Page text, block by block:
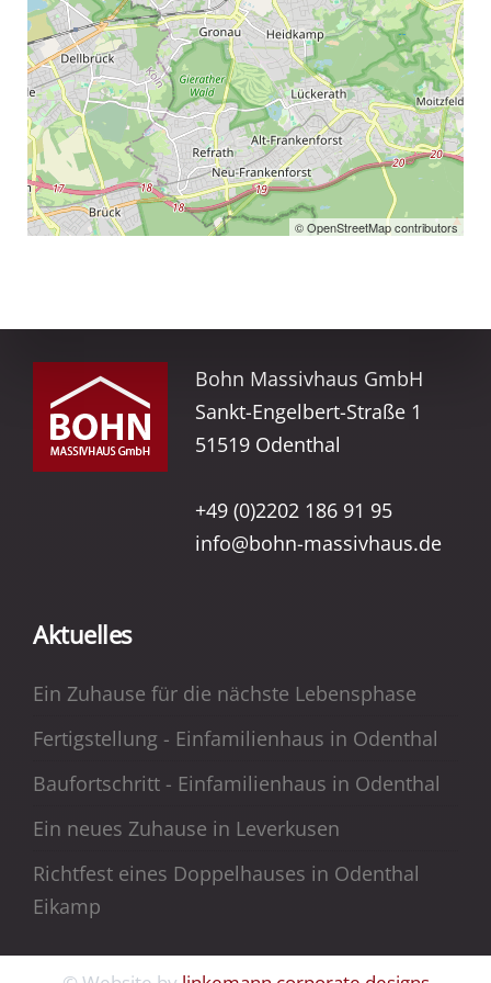
© OpenStreetMap contributors
Bohn Massivhaus GmbH
Sankt-Engelbert-Straße 1
51519 Odenthal
+49 (0)2202 186 91 95
info@bohn-massivhaus.de
Aktuelles
Ein Zuhause für die nächste Lebensphase
Fertigstellung - Einfamilienhaus in Odenthal
Baufortschritt - Einfamilienhaus in Odenthal
Ein neues Zuhause in Leverkusen
Richtfest eines Doppelhauses in Odenthal
Eikamp